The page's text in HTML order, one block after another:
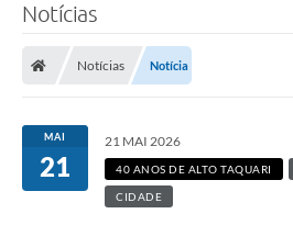
Notícias
Notícias Notícia
MAI
21
21 MAI 2026
40 ANOS DE ALTO TAQUARI
CIDADE